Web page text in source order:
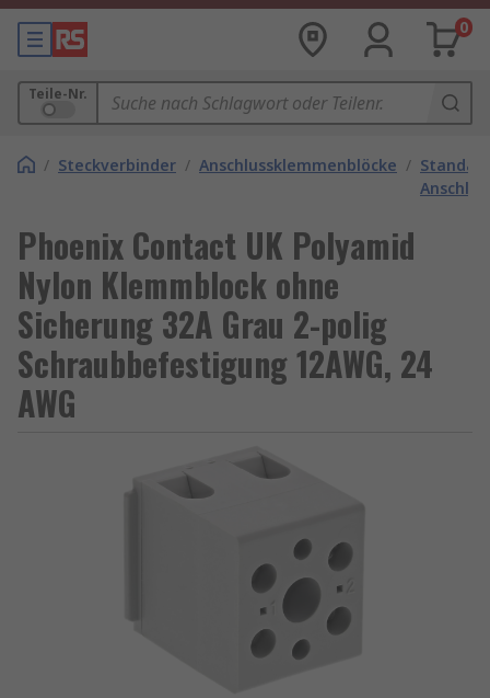
0
Teile-Nr.
/ Steckverbinder / Anschlussklemmenblöcke /
Phoenix Contact UK Polyamid
Nylon Klemmblock ohne
Sicherung 32A Grau 2-polig
Schraubbefestigung 12AWG, 24
AWG